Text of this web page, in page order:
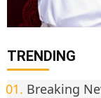
TRENDING
Breaking